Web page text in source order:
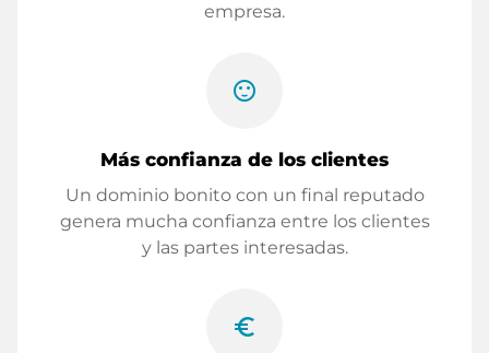
empresa.
sentiment_satisfied
Más confianza de los clientes
Un dominio bonito con un final reputado
genera mucha confianza entre los clientes
y las partes interesadas.
euro_symbol